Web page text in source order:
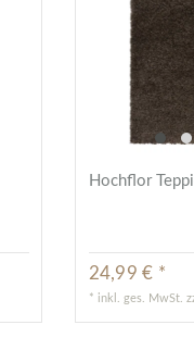
Hochflor
24,99 € *
* inkl. ges. MwSt.